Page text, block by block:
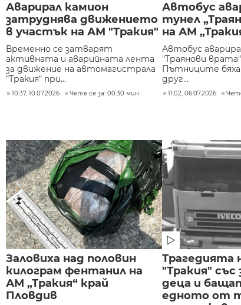
Аварирал камион
затруднява движението
в участък на АМ "Тракия"
Временно се затварят
активната и аварийната лента
за движение на автомагистрала
"Тракия" при...
10:37, 10.07.2026 Чете се за: 00:30 мин.
Автобус
тунел
на АМ
Автобус
"Траянови
Пътниците бяха
друг...
11:02, 06.07.2026
Заловиха над половин
килограм фентанил на
АМ „Тракия“ край
Пловдив
Трагедията
"Тракия" със
деца и
едното от